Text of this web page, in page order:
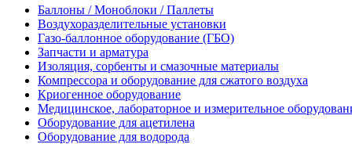
Баллоны / Моноблоки / Паллеты
Воздухоразделительные установки
Газо-баллонное оборудование (ГБО)
Запчасти и арматура
Изоляция, сорбенты и смазочные материалы
Компрессора и оборудование для сжатого воздуха
Криогенное оборудование
Медицинское, лабораторное и измерительное
Оборудование для ацетилена
Оборудование для водорода